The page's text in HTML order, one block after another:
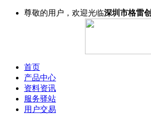
尊敬的用户，欢迎光临深圳市格雷
首页
产品中心
资料资讯
服务驿站
用户交易